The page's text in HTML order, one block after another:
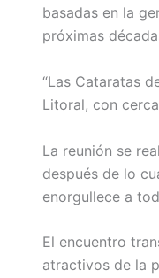
basadas en la
próximas
“Las Cataratas
Litoral, con
La reunión se
después de lo
enorgullece a
El encuentro
atractivos de la